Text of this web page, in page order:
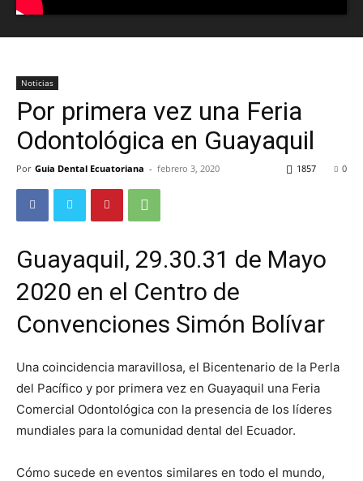
Noticias
Por primera vez una Feria
Odontológica en Guayaquil
Por Guia Dental Ecuatoriana - febrero 3, 2020 0
1857
Guayaquil, 29.30.31 de Mayo
2020 en el Centro de
Convenciones Simón Bolívar
Una coincidencia maravillosa, el Bicentenario de la Perla
del Pacífico y por primera vez en Guayaquil una Feria
Comercial Odontológica con la presencia de los líderes
mundiales para la comunidad dental del Ecuador.
Cómo sucede en eventos similares en todo el mundo,